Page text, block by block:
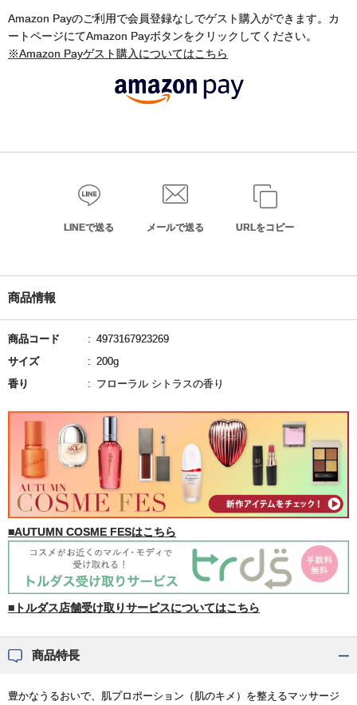
Amazon Payのご利用で会員登録なしでゲスト購入ができます。カ
ートページにてAmazon Payボタンをクリックしてください。
※Amazon Payゲスト購入についてはこちら
LINEで送る メールで送る URLをコピー
商品情報
商品コード
4973167923269
サイズ
200g
香り
フローラル シトラスの香り
■AUTUMN COSME FESはこちら
■トルダス店舗受け取りサービスについてはこちら
商品特長
豊かなうるおいで、肌プロポーション（肌のキメ）を整えるマッサージ